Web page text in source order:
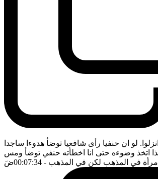
لو ان حنفيا رأى شافعيا توضأ هدوءا ساجدا
اتخذ وضوءه حتى انا اخطأته حنفي توضأ ومس
امرأة في المذهب لكن في المذهب - 00:07:34 ضَ